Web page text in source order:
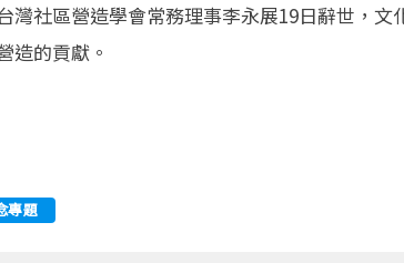
灣社區營造學會常務理事李永展19日辭世，
造的貢獻。
專題